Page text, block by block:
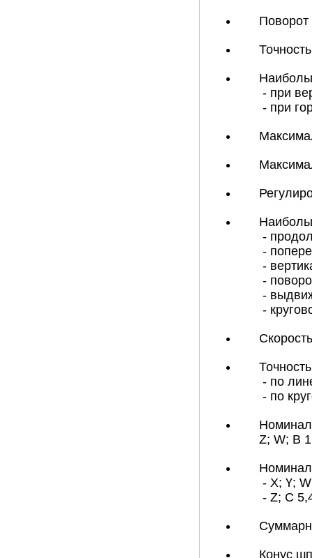
Поворот
- при
- при
-
-
-
-
-
-
- по
- по
Z; W; B
- Х; Ү;
- Z; C
Конус